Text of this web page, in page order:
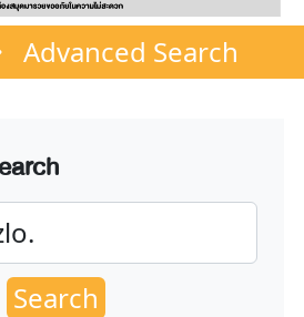
Advanced Search
Search